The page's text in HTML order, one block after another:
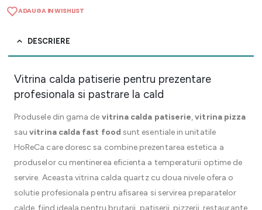
ADAUGA IN WISHLIST
DESCRIERE
Vitrina calda patiserie pentru prezentare
profesionala si pastrare la cald
Produsele din gama de vitrina calda patiserie,vitrina pizza
sauvitrina calda fast food sunt esentiale in unitatile
HoReCa care doresc sa combine prezentarea estetica a
produselor cu mentinerea eficienta a temperaturii optime de
servire. Aceasta vitrina calda quartz cu doua nivele ofera o
solutie profesionala pentru afisarea si servirea preparatelor
calde, fiind ideala pentru brutarii, patiserii, pizzerii, restaurante